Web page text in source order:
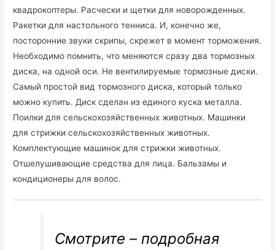
квадрокоптеры. Расчески и щетки для новорожденных.
Ракетки для настольного тенниса. И, конечно же,
посторонние звуки скрипы, скрежет в момент торможения.
Необходимо помнить, что меняются сразу два тормозных
диска, на одной оси. Не вентилируемые тормозные диски.
Самый простой вид тормозного диска, который только
можно купить. Диск сделан из единого куска металла.
Поилки для сельскохозяйственных животных. Машинки
для стрижки сельскохозяйственных животных.
Комплектующие машинок для стрижки животных.
Отшелушивающие средства для лица. Бальзамы и
кондиционеры для волос.
Смотрите – подробная